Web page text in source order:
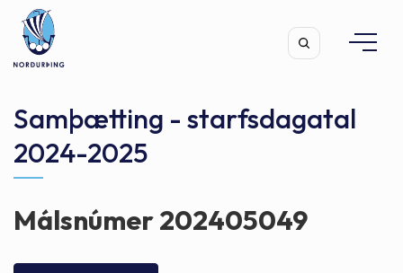
Leita
Samþætting - starfsdagatal
2024-2025
Málsnúmer 202405049